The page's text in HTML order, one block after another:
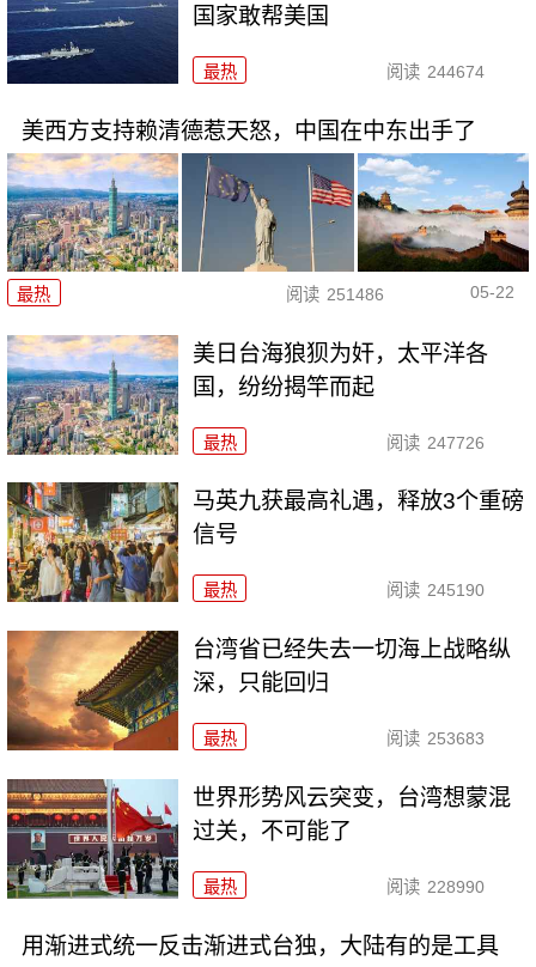
国家敢帮美国
最热 阅读 244674
美西方支持赖清德惹天怒，中国在中东出手了
最热 阅读 251486 05-22
美日台海狼狈为奸，太平洋各
国，纷纷揭竿而起
最热 阅读 247726
马英九获最高礼遇，释放3个重磅
信号
最热 阅读 245190
台湾省已经失去一切海上战略纵
深，只能回归
最热 阅读 253683
世界形势风云突变，台湾想蒙混
过关，不可能了
最热 阅读 228990
用渐进式统一反击渐进式台独，大陆有的是工具